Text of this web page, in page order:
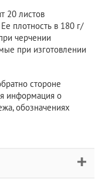
20 листов
плотность в 180 г/
черчении
при изготовлении
стороне
информация о
обозначениях